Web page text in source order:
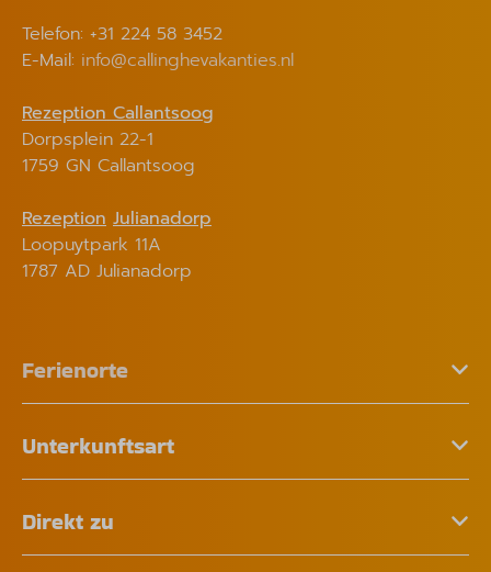
Telefon: +31 224 58 3452
E-Mail: info@callinghevakanties.nl
Rezeption Callantsoog
Dorpsplein 22-1
1759 GN Callantsoog
Rezeption Julianadorp
Loopuytpark 11A
1787 AD Julianadorp
Ferienorte
Unterkunftsart
Direkt zu